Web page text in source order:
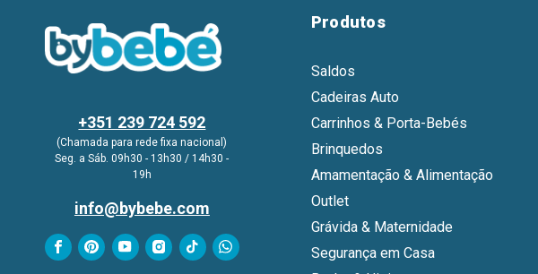
+351 239 724 592
(Chamada para rede fixa nacional)
Seg. a Sáb. 09h30 - 13h30 / 14h30 -
19h
info@bybebe.com
Produtos
Saldos
Cadeiras Auto
Carrinhos & Porta-Bebés
Brinquedos
Amamentação & Alimentação
Outlet
Grávida & Maternidade
Segurança em Casa